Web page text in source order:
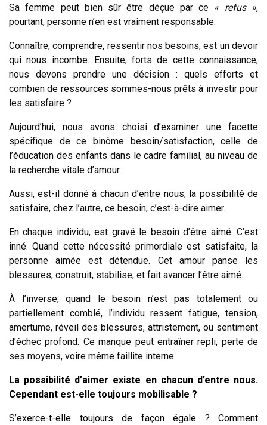
Sa femme peut bien sûr être déçue par ce « refus »,
pourtant, personne n’en est vraiment responsable.
Connaître, comprendre, ressentir nos besoins, est un devoir
qui nous incombe.
Ensuite, forts de cette connaissance,
nous devons prendre une décision : quels efforts et
combien de ressources sommes-nous prêts à investir pour
les satisfaire ?
Aujourd’hui, nous avons choisi d’examiner une facette
spécifique de ce binôme besoin/satisfaction, celle de
l’éducation des enfants dans le cadre familial, au niveau de
la recherche vitale d’amour.
Aussi, est-il donné à chacun d’entre nous, la possibilité de
satisfaire, chez l’autre, ce besoin, c’est-à-dire aimer.
En chaque individu, est gravé le besoin d’être aimé. C’est
inné. Quand cette nécessité primordiale est satisfaite, la
personne aimée est détendue. Cet amour panse les
blessures, construit, stabilise, et fait avancer l’être aimé.
À l’inverse, quand le besoin n’est pas totalement ou
partiellement comblé, l’individu ressent fatigue, tension,
amertume, réveil des blessures, attristement, ou sentiment
d’échec profond. Ce manque peut entraîner repli, perte de
ses moyens, voire même faillite interne.
La possibilité d’aimer existe en chacun d’entre nous.
Cependant est-elle toujours mobilisable ?
S’exerce-t-elle toujours de façon égale ? Comment